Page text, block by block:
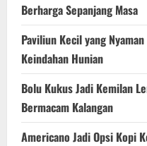
Berharga Sepanjang Masa
Paviliun Kecil yang
Keindahan Hunian
Bolu Kukus Jadi Kemilan
Bermacam Kalangan
Americano Jadi Opsi Kopi